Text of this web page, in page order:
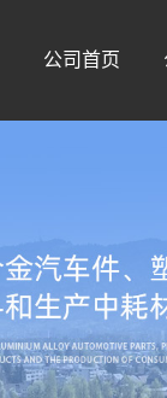
公司首页